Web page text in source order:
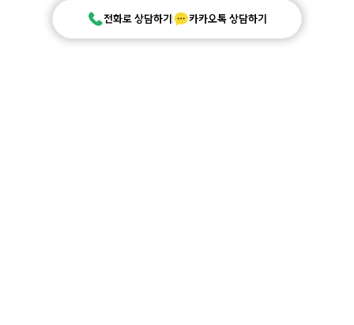
전화로 상담하기 카카오톡 상담하기